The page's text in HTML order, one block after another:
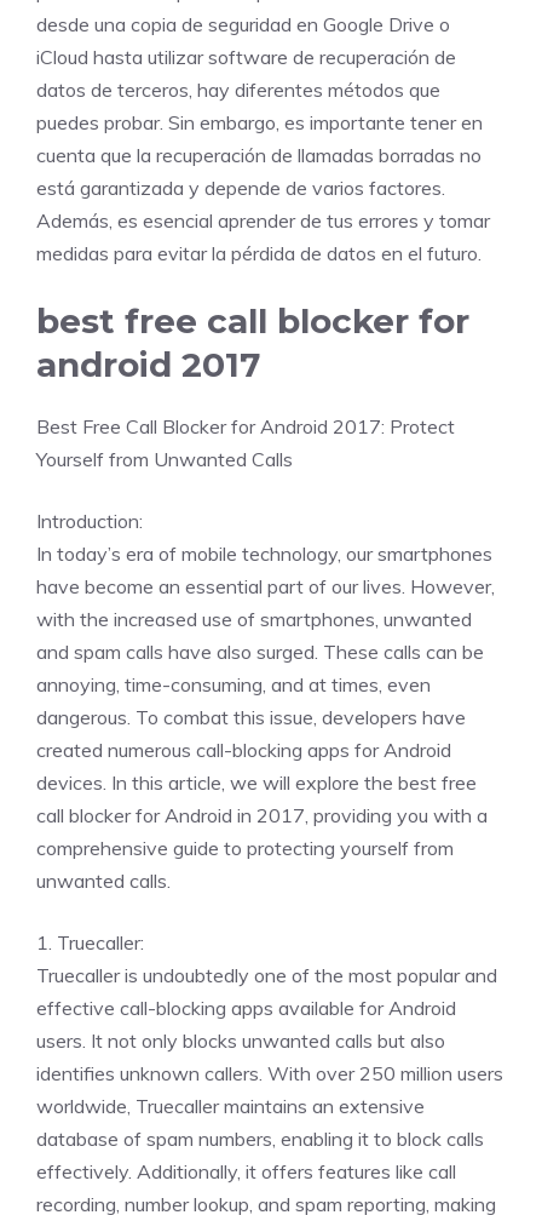
desde una copia de seguridad en Google Drive o
iCloud hasta utilizar software de recuperación de
datos de terceros, hay diferentes métodos que
puedes probar. Sin embargo, es importante tener en
cuenta que la recuperación de llamadas borradas no
está garantizada y depende de varios factores.
Además, es esencial aprender de tus errores y tomar
medidas para evitar la pérdida de datos en el futuro.
best free call blocker for
android 2017
Best Free Call Blocker for Android 2017: Protect
Yourself from Unwanted Calls
Introduction:
In today’s era of mobile technology, our smartphones
have become an essential part of our lives. However,
with the increased use of smartphones, unwanted
and spam calls have also surged. These calls can be
annoying, time-consuming, and at times, even
dangerous. To combat this issue, developers have
created numerous call-blocking apps for Android
devices. In this article, we will explore the best free
call blocker for Android in 2017, providing you with a
comprehensive guide to protecting yourself from
unwanted calls.
1. Truecaller:
Truecaller is undoubtedly one of the most popular and
effective call-blocking apps available for Android
users. It not only blocks unwanted calls but also
identifies unknown callers. With over 250 million users
worldwide, Truecaller maintains an extensive
database of spam numbers, enabling it to block calls
effectively. Additionally, it offers features like call
recording, number lookup, and spam reporting, making